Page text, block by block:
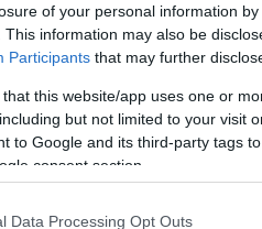
of your personal information
This information may also be
Participants that may further
that this website/app uses one or
but not limited to your visit
to Google and its third-party tags
consent section.
Data Processing Opt Outs
a Versünnep két
53-an jelentkeztek,
a Nemzeti
szakmai fővédnöke